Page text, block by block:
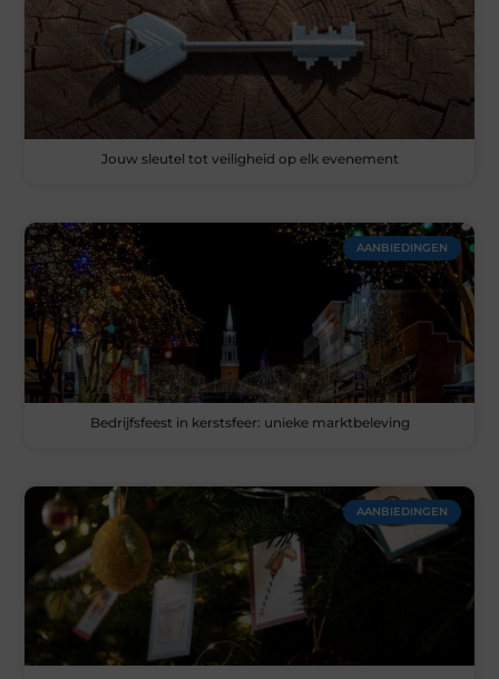
Jouw sleutel tot veiligheid op elk evenement
AANBIEDINGEN
Bedrijfsfeest in kerstsfeer: unieke marktbeleving
AANBIEDINGEN